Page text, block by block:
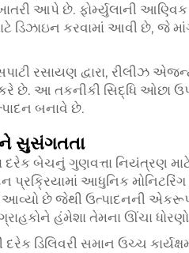
આપે છે. ફોર્મ્યુલાની
ડિઝાઇન કરવામાં આવી છે, જે
રસાયણ દ્વારા, રીલીઝ
છે. આ તકનીકી સિદ્ધિ ઓછા
બનાવે છે.
સુસંગતતા
દરેક બેચનું ગુણવત્તા નિયંત્રણ
પ્રક્રિયામાં આધુનિક
આવ્યો છે જેથી ઉત્પાદનની
હંમેશા તેમના ઊંચા
ડિલિવરી સમાન ઉચ્ચ